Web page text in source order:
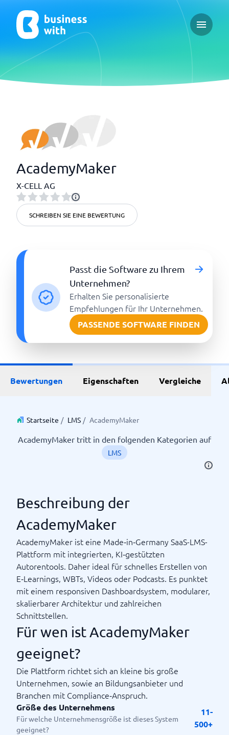
Open
AcademyMaker
X-CELL AG
SCHREIBEN SIE EINE BEWERTUNG
Passt die Software zu Ihrem
Unternehmen?
Erhalten Sie personalisierte
Empfehlungen für Ihr Unternehmen.
PASSENDE SOFTWARE FINDEN
Bewertungen Eigenschaften Vergleiche
Startseite / LMS / AcademyMaker
AcademyMaker tritt in den folgenden Kategorien auf
LMS
Beschreibung der
AcademyMaker
AcademyMaker ist eine Made‑in‑Germany SaaS-LMS-
Plattform mit integrierten, KI‑gestützten
Autorentools. Daher ideal für schnelles Erstellen von
E‑Learnings, WBTs, Videos oder Podcasts. Es punktet
mit einem responsiven Dashboardsystem, modularer,
skalierbarer Architektur und zahlreichen
Schnittstellen.
Für wen ist AcademyMaker
geeignet?
Die Plattform richtet sich an kleine bis große
Unternehmen, sowie an Bildungsanbieter und
Branchen mit Compliance‑Anspruch.
Größe des Unternehmens
Für welche Unternehmensgröße ist dieses System
geeignet?
11-
500+